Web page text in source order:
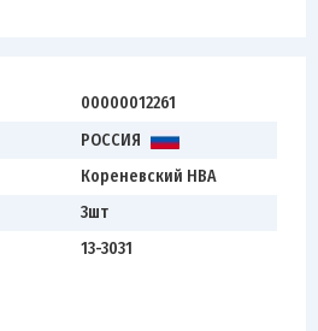
00000012261
РОССИЯ
Кореневский НВА
3шт
13-3031